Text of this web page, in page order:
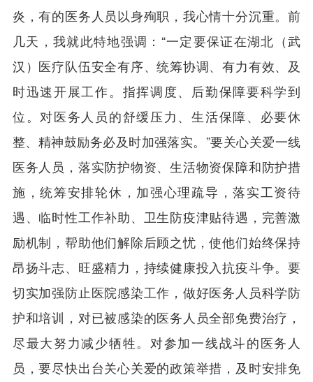
炎，有的医务人员以身殉职，我心情十分沉重。前
几天，我就此特地强调：“一定要保证在湖北（武
汉）医疗队伍安全有序、统筹协调、有力有效、及
时迅速开展工作。指挥调度、后勤保障要科学到
位。对医务人员的舒缓压力、生活保障、必要休
整、精神鼓励务必及时加强落实。”要关心关爱一线
医务人员，落实防护物资、生活物资保障和防护措
施，统筹安排轮休，加强心理疏导，落实工资待
遇、临时性工作补助、卫生防疫津贴待遇，完善激
励机制，帮助他们解除后顾之忧，使他们始终保持
昂扬斗志、旺盛精力，持续健康投入抗疫斗争。要
切实加强防止医院感染工作，做好医务人员科学防
护和培训，对已被感染的医务人员全部免费治疗，
尽最大努力减少牺牲。对参加一线战斗的医务人
员，要尽快出台关心关爱的政策举措，及时安排免